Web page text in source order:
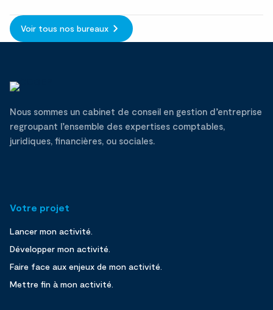
Voir tous nos bureaux
Nous sommes un cabinet de conseil en gestion d’entreprise
regroupant l’ensemble des expertises comptables,
juridiques, financières, ou sociales.
Votre projet
Lancer mon activité.
Développer mon activité.
Faire face aux enjeux de mon activité.
Mettre fin à mon activité.